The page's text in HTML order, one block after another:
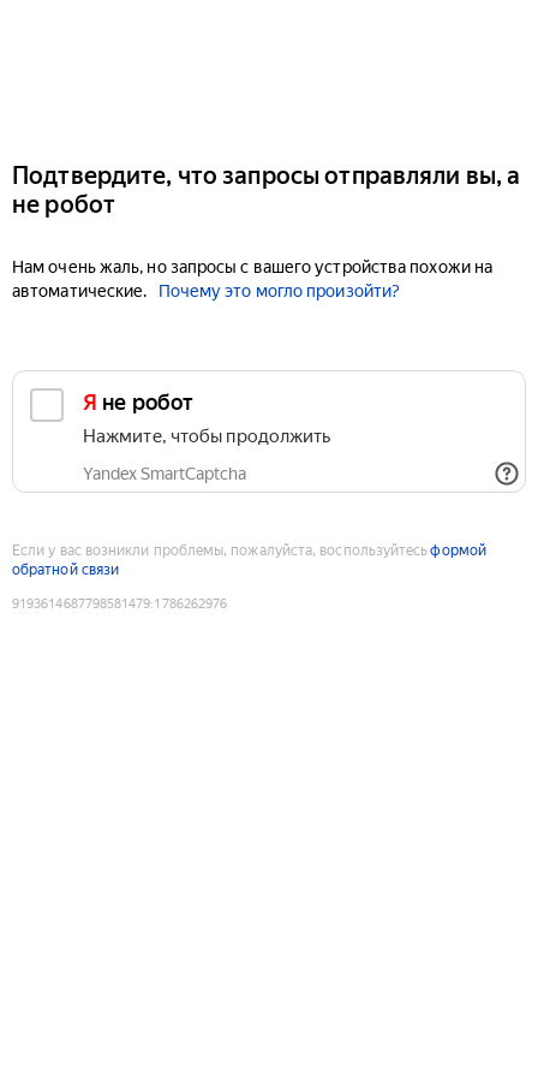
Подтвердите, что запросы отправляли вы, а
не робот
Нам очень жаль, но запросы с вашего устройства похожи на
автоматические.
Почему это могло произойти?
Я не робот
Нажмите, чтобы продолжить
Yandex SmartCaptcha
Если у вас возникли проблемы, пожалуйста, воспользуйтесьформой
обратной связи
9193614687798581479:1786262976